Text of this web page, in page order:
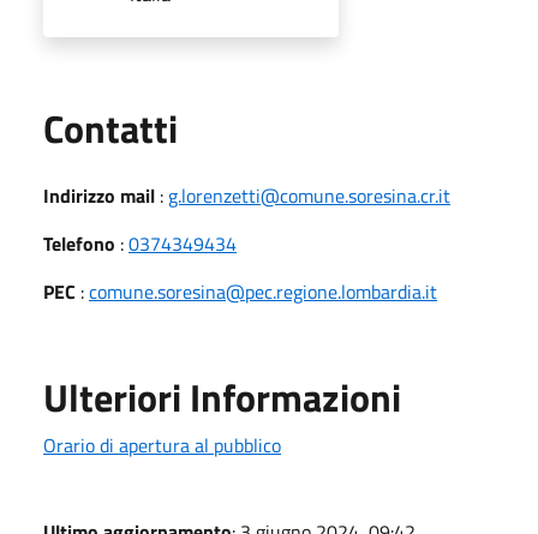
Contatti
Indirizzo mail : g.lorenzetti@comune.soresina.cr.it
Telefono :0374349434
PEC :comune.soresina@pec.regione.lombardia.it
Ulteriori Informazioni
Orario di apertura al pubblico